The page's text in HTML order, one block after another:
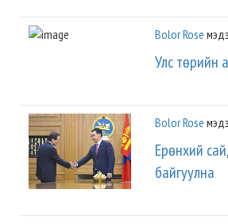
Bolor Rose
Улс төрийн
Bolor Rose
Ерөнхий
байгуулна